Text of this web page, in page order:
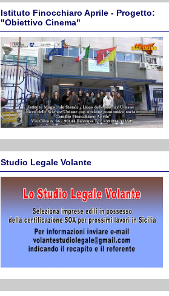
Istituto Finocchiaro Aprile - Progetto:
"Obiettivo Cinema"
Studio Legale Volante